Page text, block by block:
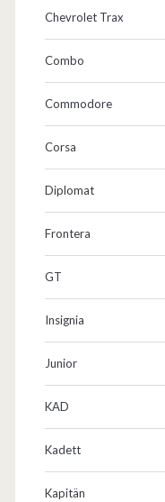
Chevrolet Trax
Combo
Commodore
Corsa
Diplomat
Frontera
GT
Insignia
Junior
KAD
Kadett
Kapitän